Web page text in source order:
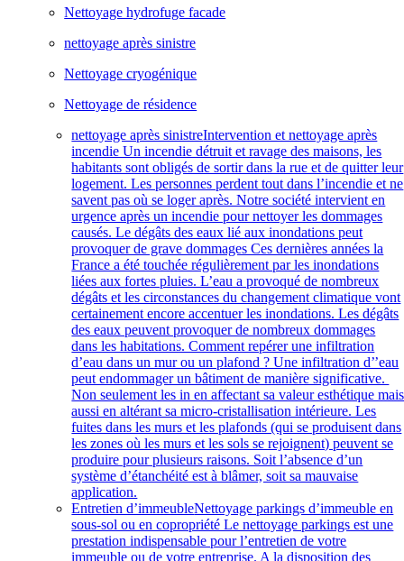
Nettoyage hydrofuge facade
nettoyage après sinistre
Nettoyage cryogénique
Nettoyage de résidence
nettoyage après sinistreIntervention et nettoyage après
incendie Un incendie détruit et ravage des maisons, les
habitants sont obligés de sortir dans la rue et de quitter leur
logement. Les personnes perdent tout dans l’incendie et ne
savent pas où se loger après. Notre société intervient en
urgence après un incendie pour nettoyer les dommages
causés. Le dégâts des eaux lié aux inondations peut
provoquer de grave dommages Ces dernières années la
France a été touchée régulièrement par les inondations
liées aux fortes pluies. L’eau a provoqué de nombreux
dégâts et les circonstances du changement climatique vont
certainement encore accentuer les inondations. Les dégâts
des eaux peuvent provoquer de nombreux dommages
dans les habitations. Comment repérer une infiltration
d’eau dans un mur ou un plafond ? Une infiltration d’’eau
peut endommager un bâtiment de manière significative.
Non seulement les in en affectant sa valeur esthétique mais
aussi en altérant sa micro-cristallisation intérieure. Les
fuites dans les murs et les plafonds (qui se produisent dans
les zones où les murs et les sols se rejoignent) peuvent se
produire pour plusieurs raisons. Soit l’absence d’un
système d’étanchéité est à blâmer, soit sa mauvaise
application.
Entretien d’immeubleNettoyage parkings d’immeuble en
sous-sol ou en copropriété Le nettoyage parkings est une
prestation indispensable pour l’entretien de votre
immeuble ou de votre entreprise. A la disposition des